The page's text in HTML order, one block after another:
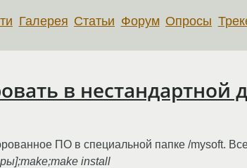
Галерея Статьи Форум Опросы
в нестандартной
ПО в специальной папке /mysoft.
install